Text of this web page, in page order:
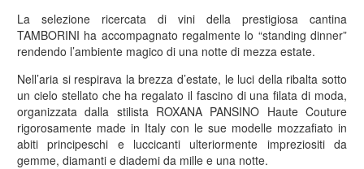
La selezione ricercata di vini della prestigiosa cantina
TAMBORINI ha accompagnato regalmente lo “standing dinner”
rendendo l’ambiente magico di una notte di mezza estate.
Nell’aria si respirava la brezza d’estate, le luci della ribalta sotto
un cielo stellato che ha regalato il fascino di una filata di moda,
organizzata dalla stilista ROXANA PANSINO Haute Couture
rigorosamente made in Italy con le sue modelle mozzafiato in
abiti principeschi e luccicanti ulteriormente impreziositi da
gemme, diamanti e diademi da mille e una notte.